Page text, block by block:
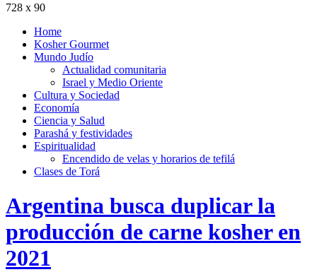
728 x 90
Home
Kosher Gourmet
Mundo Judío
Actualidad comunitaria
Israel y Medio Oriente
Cultura y Sociedad
Economía
Ciencia y Salud
Parashá y festividades
Espiritualidad
Encendido de velas y horarios de tefilá
Clases de Torá
Argentina busca duplicar la
producción de carne kosher en
2021